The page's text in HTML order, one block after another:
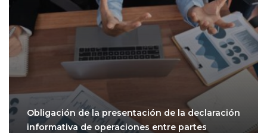
Obligación de la presentación de la declaración
informativa de operaciones entre partes